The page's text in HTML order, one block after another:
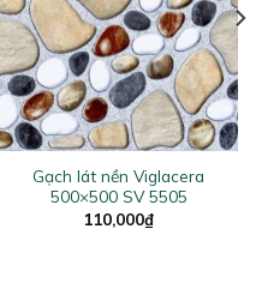
Gạch lát nền Viglacera
500×500 SV 5505
110,000₫